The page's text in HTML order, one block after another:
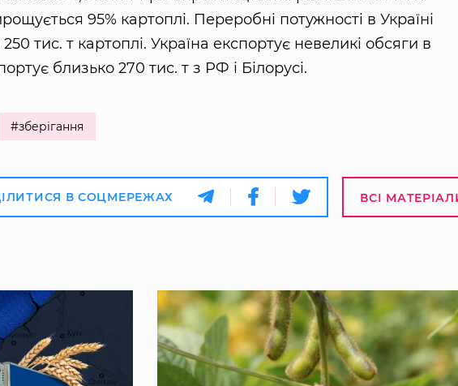
95% картоплі. Переробні потужності в Україні
тис. т картоплі. Україна експортує невеликі обсяги в
близько 270 тис. т з РФ і Білорусі.
#зберігання
В СОЦМЕРЕЖАХ ВСІ